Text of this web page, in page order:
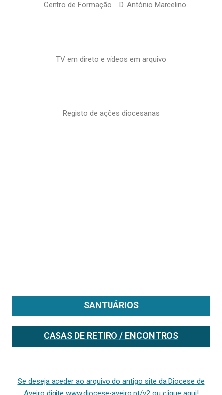
Centro de Formação D. António Marcelino
TV em direto e vídeos em arquivo
Registo de ações diocesanas
SANTUÁRIOS
CASAS DE RETIRO / ENCONTROS
Se deseja aceder ao arquivo do antigo site da Diocese de
Aveiro digite www.diocese-aveiro.pt/v2 ou clique aqui!